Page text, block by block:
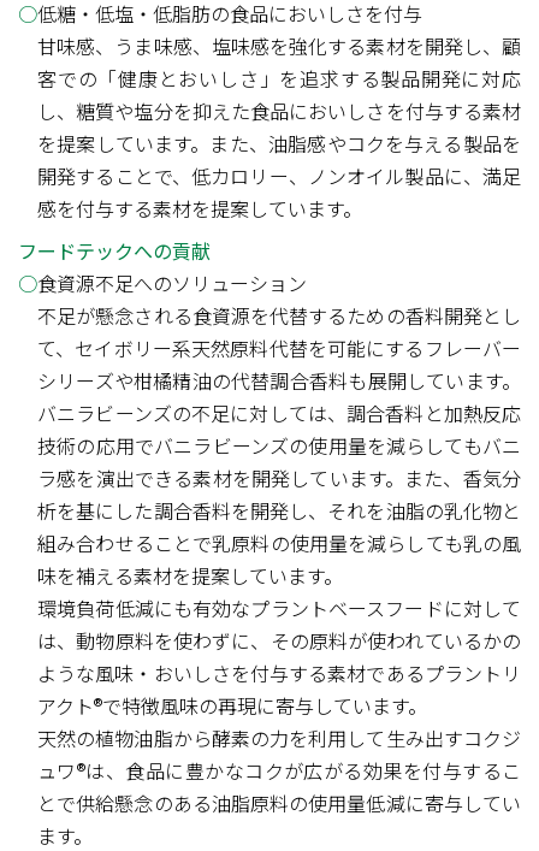
低糖・低塩・低脂肪の食品においしさを付与
甘味感、うま味感、塩味感を強化する素材を開発し、顧
客での「健康とおいしさ」を追求する製品開発に対応
し、糖質や塩分を抑えた食品においしさを付与する素材
を提案しています。また、油脂感やコクを与える製品を
開発することで、低カロリー、ノンオイル製品に、満足
感を付与する素材を提案しています。
フードテックへの貢献
食資源不足へのソリューション
不足が懸念される食資源を代替するための香料開発とし
て、セイボリー系天然原料代替を可能にするフレーバー
シリーズや柑橘精油の代替調合香料も展開しています。
バニラビーンズの不足に対しては、調合香料と加熱反応
技術の応用でバニラビーンズの使用量を減らしてもバニ
ラ感を演出できる素材を開発しています。また、香気分
析を基にした調合香料を開発し、それを油脂の乳化物と
組み合わせることで乳原料の使用量を減らしても乳の風
味を補える素材を提案しています。
環境負荷低減にも有効なプラントベースフードに対して
は、動物原料を使わずに、その原料が使われているかの
ような風味・おいしさを付与する素材であるプラントリ
アクト®で特徴風味の再現に寄与しています。
天然の植物油脂から酵素の力を利用して生み出すコクジ
ュワ®は、食品に豊かなコクが広がる効果を付与するこ
とで供給懸念のある油脂原料の使用量低減に寄与してい
ます。